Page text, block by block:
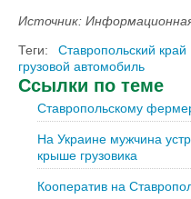
Источник:
Теги:
Ставропольский край
грузовой автомобиль
Ссылки по теме
Ставропольскому
На Украине мужчина
крыше грузовика
Кооператив на